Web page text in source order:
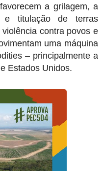
a grilagem, a
e titulação de terras
contra povos e
uma máquina
– principalmente a
Estados Unidos.